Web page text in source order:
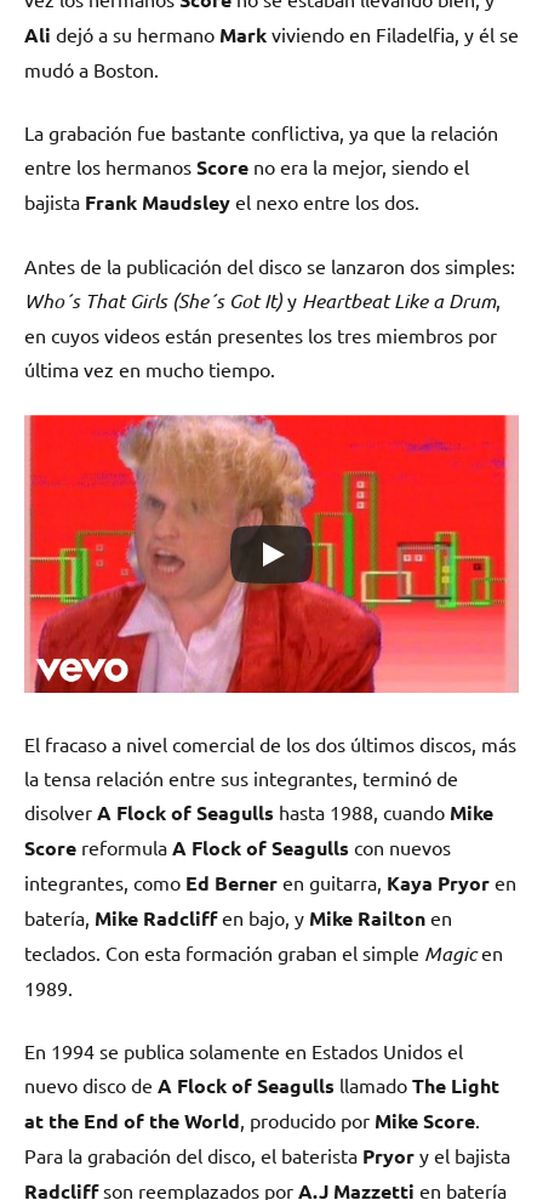
Ali dejó a su hermano Mark viviendo en Filadelfia, y él se
mudó a Boston.
La grabación fue bastante conflictiva, ya que la relación
entre los hermanos Score no era la mejor, siendo el
bajista Frank Maudsley el nexo entre los dos.
Antes de la publicación del disco se lanzaron dos simples:
Who´s That Girls (She´s Got It) y Heartbeat Like a Drum,
en cuyos videos están presentes los tres miembros por
última vez en mucho tiempo.
El fracaso a nivel comercial de los dos últimos discos, más
la tensa relación entre sus integrantes, terminó de
disolver A Flock of Seagulls hasta 1988, cuando Mike
Score reformula A Flock of Seagulls con nuevos
integrantes, como Ed Berner en guitarra, Kaya Pryor en
batería, Mike Radcliffen bajo, y Mike Railton en
teclados. Con esta formación graban el simple Magicen
1989.
En 1994 se publica solamente en Estados Unidos el
nuevo disco de A Flock of Seagulls llamado The Light
at the End of the World, producido por Mike Score.
Para la grabación del disco, el baterista Pryor y el bajista
Radcliffson reemplazados por A.J Mazzetti en batería